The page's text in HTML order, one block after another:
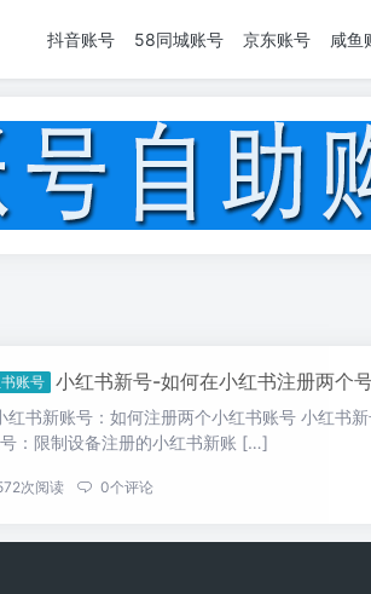
抖音账号 58同城账号 京东账号 咸鱼
账号 小红书新号-如何在小红书注册两个
红书新账号：如何注册两个小红书账号 小红书
：限制设备注册的小红书新账 […]
次阅读 0个评论